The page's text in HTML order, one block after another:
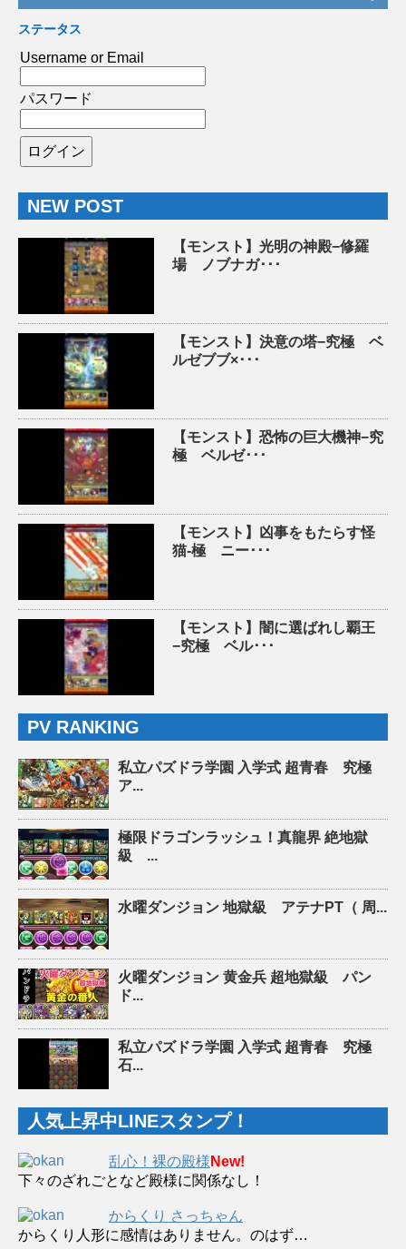
ステータス
Username or Email
パスワード
NEW POST
【モンスト】光明の神殿−修羅
場 ノブナガ･･･
【モンスト】決意の塔−究極 ベ
ルゼブブ×･･･
【モンスト】恐怖の巨大機神−究
極 ベルゼ･･･
【モンスト】凶事をもたらす怪
猫-極 ニー･･･
【モンスト】闇に選ばれし覇王
−究極 ベル･･･
PV RANKING
私立パズドラ学園 入学式 超青春 究極
ア...
極限ドラゴンラッシュ！真龍界 絶地獄
級 ...
水曜ダンジョン 地獄級 アテナPT（ 周...
火曜ダンジョン 黄金兵 超地獄級 パン
ド...
私立パズドラ学園 入学式 超青春 究極
石...
人気上昇中LINEスタンプ！
乱心！裸の殿様 New!
下々のざれごとなど殿様に関係なし！
からくり さっちゃん
からくり人形に感情はありません。のはず…